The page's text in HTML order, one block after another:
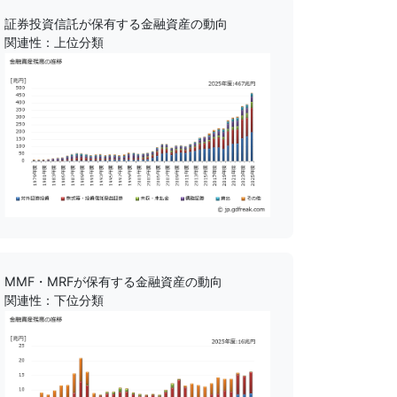
証券投資信託が保有する金融資産の動向
関連性：上位分類
MMF・MRFが保有する金融資産の動向
関連性：下位分類